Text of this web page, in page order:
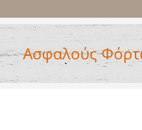
Ασφαλούς